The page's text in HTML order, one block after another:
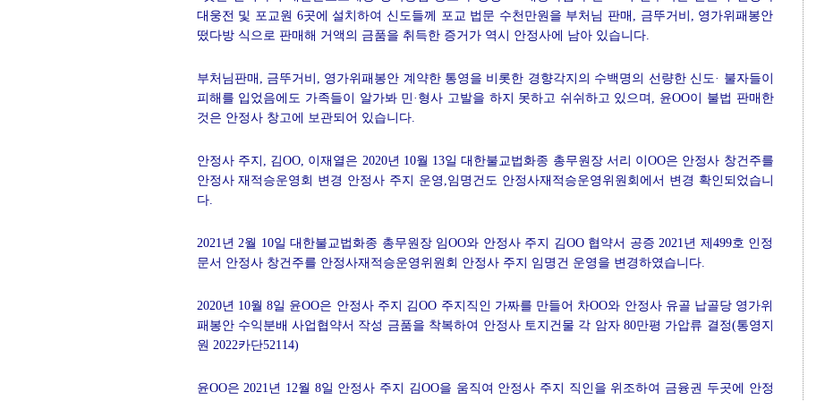
대웅전 및 포교원 6곳에 설치하여 신도들께 포교 법문 수천만원을 부처님 판매, 금뚜거비, 영가위패봉안
떴다방 식으로 판매해 거액의 금품을 취득한 증거가 역시 안정사에 남아 있습니다.
부처님판매, 금뚜거비, 영가위패봉안 계약한 통영을 비롯한 경향각지의 수백명의 선량한 신도· 불자들이
피해를 입었음에도 가족들이 알가봐 민·형사 고발을 하지 못하고 쉬쉬하고 있으며, 윤OO이 불법 판매한
것은 안정사 창고에 보관되어 있습니다.
안정사 주지, 김OO, 이재열은 2020년 10월 13일 대한불교법화종 총무원장 서리 이OO은 안정사 창건주를
안정사 재적승운영회 변경 안정사 주지 운영,임명건도 안정사재적승운영위원회에서 변경 확인되었습니
다.
2021년 2월 10일 대한불교법화종 총무원장 임OO와 안정사 주지 김OO 협약서 공증 2021년 제499호 인정
문서 안정사 창건주를 안정사재적승운영위원회 안정사 주지 임명건 운영을 변경하였습니다.
2020년 10월 8일 윤OO은 안정사 주지 김OO 주지직인 가짜를 만들어 차OO와 안정사 유골 납골당 영가위
패봉안 수익분배 사업협약서 작성 금품을 착복하여 안정사 토지건물 각 암자 80만평 가압류 결정(통영지
원 2022카단52114)
윤OO은 2021년 12월 8일 안정사 주지 김OO을 움직여 안정사 주지 직인을 위조하여 금융권 두곳에 안정